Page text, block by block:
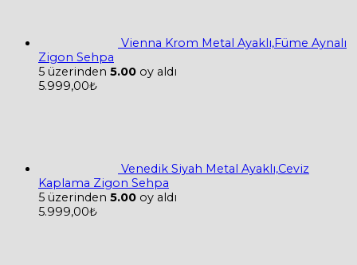
Vienna Krom Metal Ayaklı,Füme Aynalı
Zigon Sehpa
5 üzerinden 5.00 oy aldı
5.999,00₺
Venedik Siyah Metal Ayaklı,Ceviz
Kaplama Zigon Sehpa
5 üzerinden 5.00 oy aldı
5.999,00₺